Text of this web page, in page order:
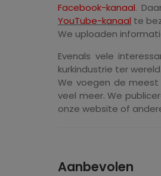
Facebook-kanaal.
YouTube-kanaal te
We uploaden
Evenals vele
kurkindustrie ter
We voegen de
veel meer. We
onze website of
Aanbevolen